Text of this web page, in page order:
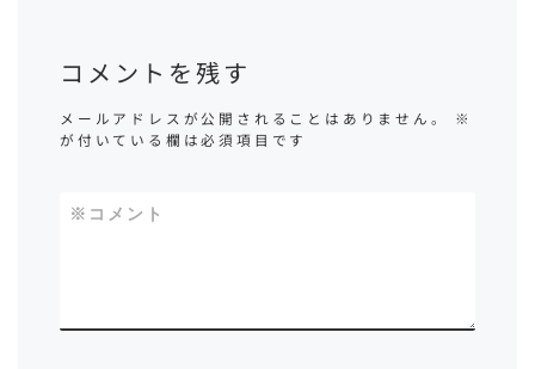
コメントを残す
メールアドレスが公開されることはありません。
※
が付いている欄は必須項目です
コメント
※